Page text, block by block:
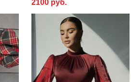
2100 руб.